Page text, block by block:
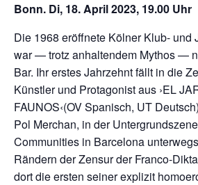
Bonn. Di, 18. April 2023, 19.00 Uhr
Die 1968 eröffnete Kölner Klub- und
war — trotz anhaltendem Mythos —
Bar. Ihr erstes Jahrzehnt fällt in die
Künstler und Protagonist aus ›EL
FAUNOS‹(OV Spanisch, UT
Pol Merchan, in der
Communities in Barcelona
Rändern der Zensur der Franco-
dort die ersten seiner explizit